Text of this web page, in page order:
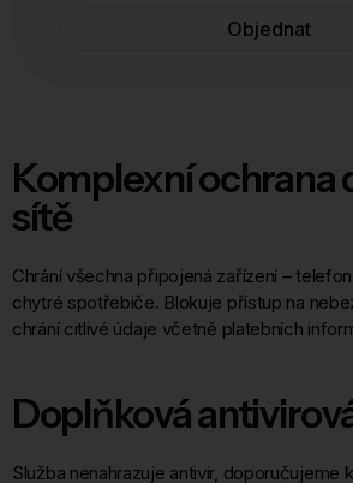
Objednat
Komplexní ochrana
sítě
Chrání všechna připojená zařízení –
chytré spotřebiče. Blokuje přístup na
chrání citlivé údaje včetně platebních
Doplňková
Služba nenahrazuje antivir, doporučujeme